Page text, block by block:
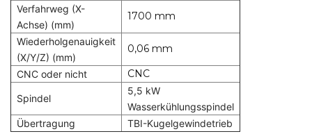
Verfahrweg (X-
Achse) (mm)
1700 mm
Wiederholgenauigkeit
(X/Y/Z) (mm)
0,06 mm
CNC oder nicht CNC
Spindel
5,5 kW
Wasserkühlungsspindel
Übertragung
TBI-Kugelgewindetrieb